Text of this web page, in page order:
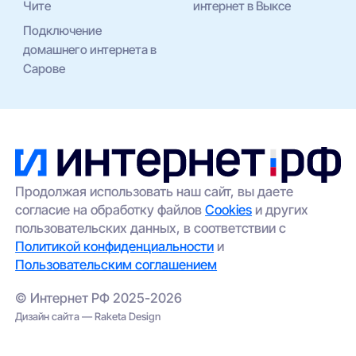
Чите
интернет в Выксе
Подключение
домашнего интернета в
Сарове
Продолжая использовать наш сайт, вы даете
согласие на обработку файловCookies и других
пользовательских данных, в соответствии с
Политикой конфиденциальности и
Пользовательским соглашением
© Интернет РФ 2025-2026
Дизайн сайта — Raketa Design